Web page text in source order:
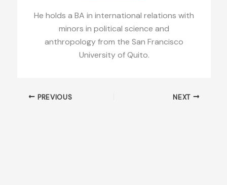
He holds a BA in international relations with
minors in political science and
anthropology from the San Francisco
University of Quito.
PREVIOUS NEXT